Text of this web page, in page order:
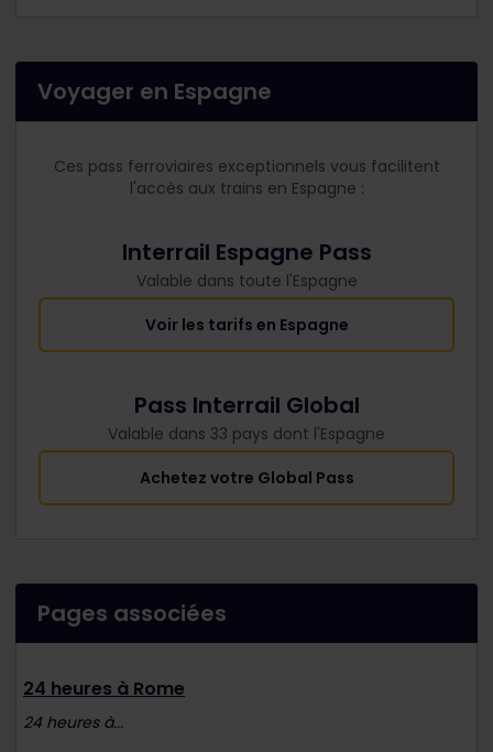
Voyager en Espagne
Ces pass ferroviaires exceptionnels vous facilitent
l'accès aux trains en Espagne :
Interrail Espagne Pass
Valable dans toute l'Espagne
Voir les tarifs en Espagne
Pass Interrail Global
Valable dans 33 pays dont l'Espagne
Achetez votre Global Pass
Pages associées
24 heures à Rome
24 heures à...